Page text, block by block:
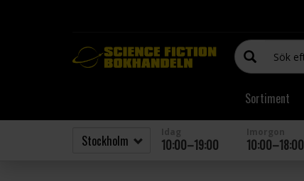
Sortiment
10:00–19:00 10:00–18:00